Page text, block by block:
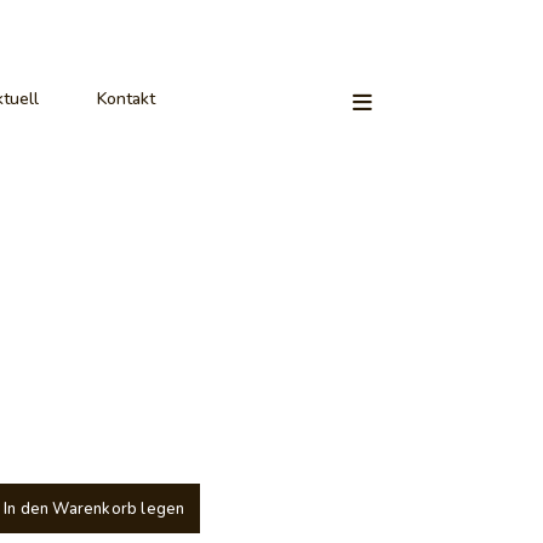
Kontakt
In den Warenkorb legen